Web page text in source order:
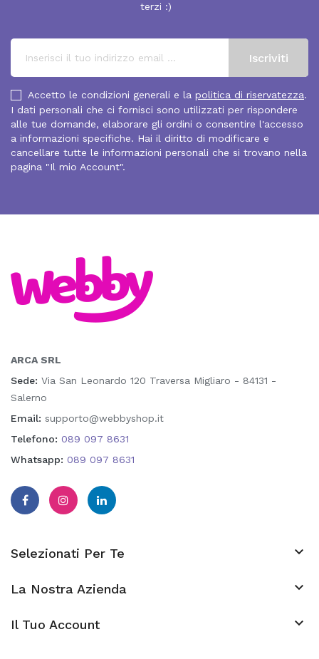
terzi :)
Accetto le condizioni generali e la politica di riservatezza.
I dati personali che ci fornisci sono utilizzati per rispondere
alle tue domande, elaborare gli ordini o consentire l'accesso
a informazioni specifiche. Hai il diritto di modificare e
cancellare tutte le informazioni personali che si trovano nella
pagina "Il mio Account".
ARCA SRL
Sede: Via San Leonardo 120 Traversa Migliaro - 84131 -
Salerno
Email: supporto@webbyshop.it
Telefono: 089 097 8631
Whatsapp: 089 097 8631
Selezionati Per Te 
La Nostra Azienda 
Il Tuo Account keyboard_arrow_down